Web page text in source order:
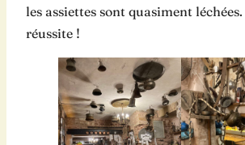
les assiettes sont quasiment
réussite !